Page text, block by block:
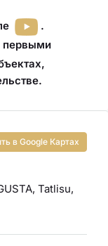
.
первыми
.
в Google Картах
Tatlisu,